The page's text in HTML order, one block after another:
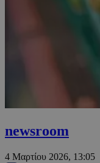
newsroom
4 Μαρτίου 2026, 13:05